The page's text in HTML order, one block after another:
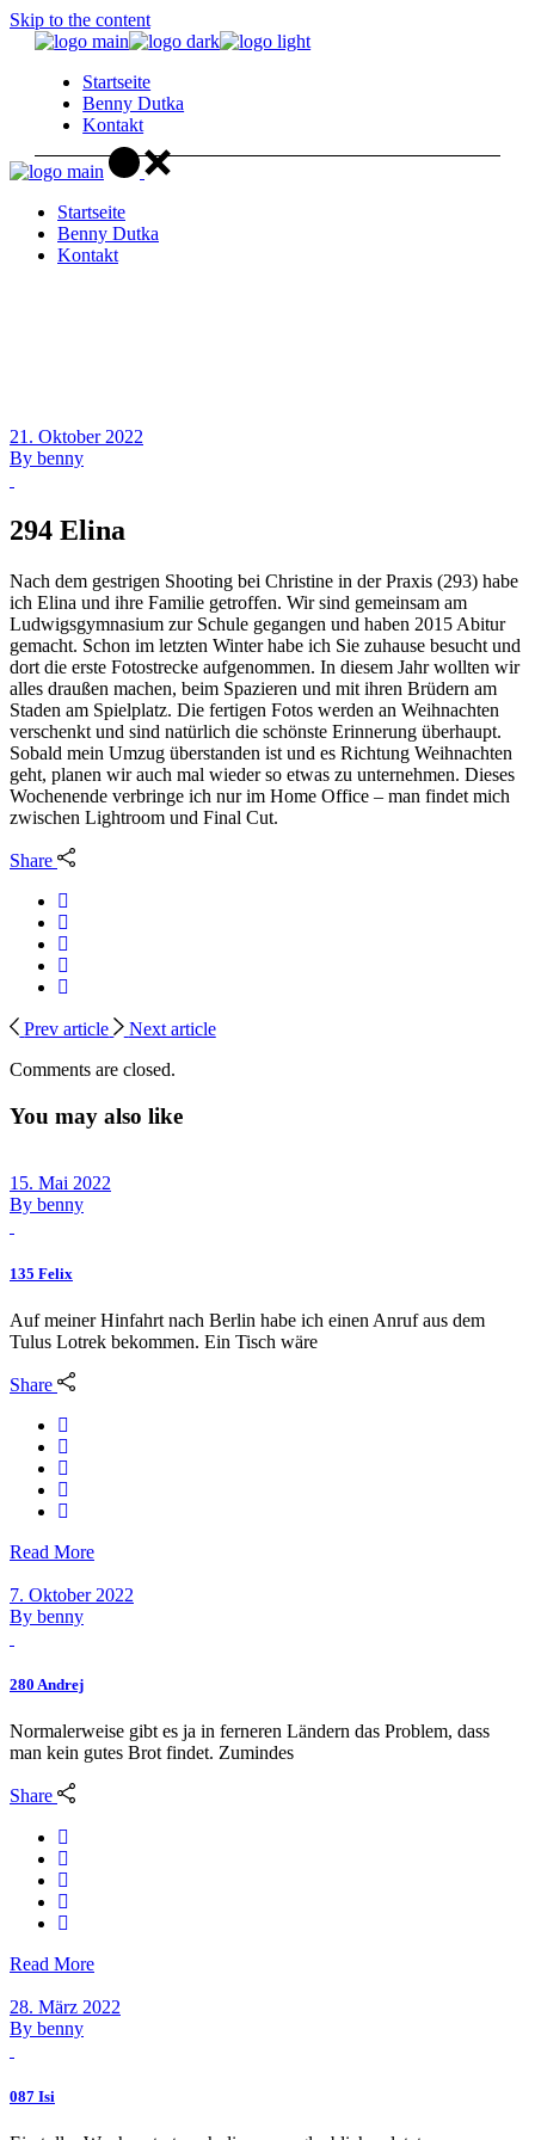
Skip to the content
Startseite
Benny Dutka
Kontakt
Startseite
Benny Dutka
Kontakt
21. Oktober 2022
By benny
294 Elina
Nach dem gestrigen Shooting bei Christine in der Praxis (293) habe
ich Elina und ihre Familie getroffen. Wir sind gemeinsam am
Ludwigsgymnasium zur Schule gegangen und haben 2015 Abitur
gemacht. Schon im letzten Winter habe ich Sie zuhause besucht und
dort die erste Fotostrecke aufgenommen. In diesem Jahr wollten wir
alles draußen machen, beim Spazieren und mit ihren Brüdern am
Staden am Spielplatz. Die fertigen Fotos werden an Weihnachten
verschenkt und sind natürlich die schönste Erinnerung überhaupt.
Sobald mein Umzug überstanden ist und es Richtung Weihnachten
geht, planen wir auch mal wieder so etwas zu unternehmen. Dieses
Wochenende verbringe ich nur im Home Office – man findet mich
zwischen Lightroom und Final Cut.
Share
Prev article
Next article
Comments are closed.
You may also like
15. Mai 2022
By benny
135 Felix
Auf meiner Hinfahrt nach Berlin habe ich einen Anruf aus dem
Tulus Lotrek bekommen. Ein Tisch wäre
Share
Read More
7. Oktober 2022
By benny
280 Andrej
Normalerweise gibt es ja in ferneren Ländern das Problem, dass
man kein gutes Brot findet. Zumindes
Share
Read More
28. März 2022
By benny
087 Isi